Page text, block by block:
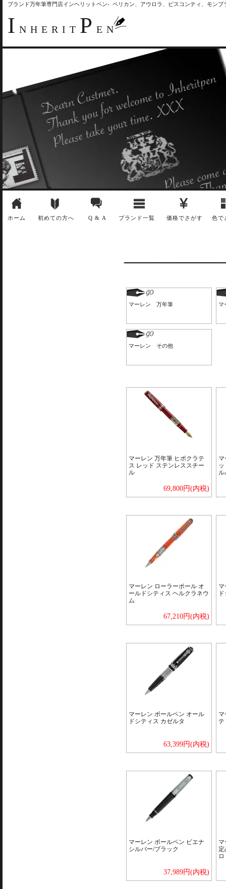
ブランド万年筆専門店インヘリットペン- ペリカン、アウロラ、ビスコンティ、モン
I NHERIT P EN
ホーム 初めての方へ Q & A ブランド一覧 価格でさがす 色で
マーレン 万年筆 マ
マーレン その他
マーレン 万年筆 ヒポクラテ
ス レッド ステンレススチー
ル
69,800円(内税)
マ
ル
マーレン ローラーボール オ
ールドシティス ヘルクラネウ
ム
67,210円(内税)
マ
マーレン ボールペン オール
ドシティス カゼルタ
63,399円(内税)
マ
テ
マーレン ボールペン ビエナ
シルバー/ブラック
37,989円(内税)
マ
定
ロ